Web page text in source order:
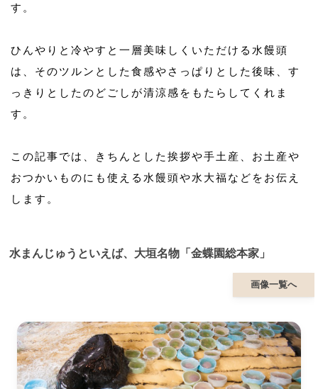
す。
ひんやりと冷やすと一層美味しくいただける水饅頭
は、そのツルンとした食感やさっぱりとした後味、す
っきりとしたのどごしが清涼感をもたらしてくれま
す。
この記事では、きちんとした挨拶や手土産、お土産や
おつかいものにも使える水饅頭や水大福などをお伝え
します。
水まんじゅうといえば、大垣名物「金蝶園総本家」
画像一覧へ